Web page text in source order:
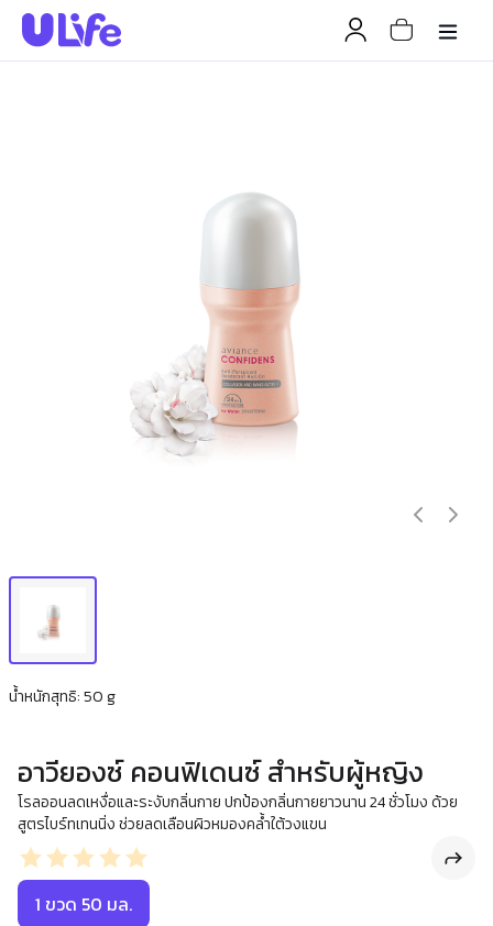
น้ำหนักสุทธิ: 50 g
อาวียองซ์ คอนฟิเดนซ์ สำหรับผู้หญิง
โรลออนลดเหงื่อและระงับกลิ่นกาย ปกป้องกลิ่นกายยาวนาน 24 ชั่วโมง ด้วย
สูตรไบร์ทเทนนิ่ง ช่วยลดเลือนผิวหมองคล้ำใต้วงแขน
1 ขวด 50 มล.